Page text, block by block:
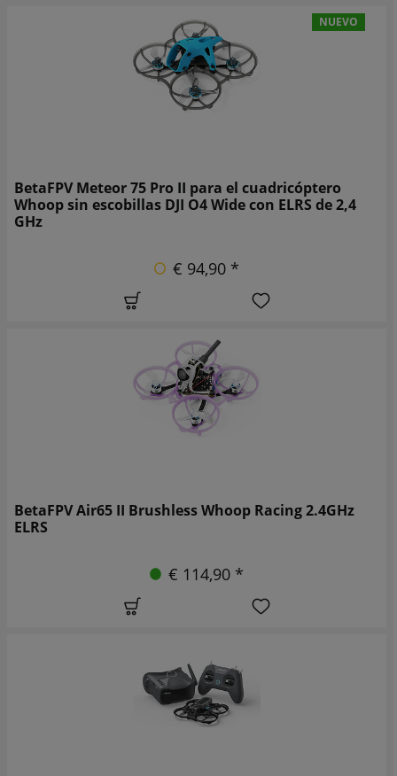
NUEVO
BetaFPV Meteor 75 Pro II para el cuadricóptero
Whoop sin escobillas DJI O4 Wide con ELRS de 2,4
GHz
€ 94,90 *
BetaFPV Air65 II Brushless Whoop Racing 2.4GHz
ELRS
€ 114,90 *